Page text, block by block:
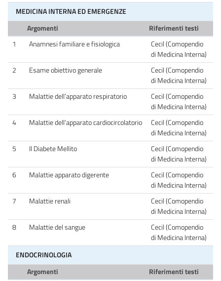
MEDICINA INTERNA ED EMERGENZE
Argomenti
Riferimenti testi
1
Anamnesi familiare e fisiologica
Cecil (Comopendio
di Medicina Interna)
2
Esame obiettivo generale
Cecil (Comopendio
di Medicina Interna)
3
Malattie dell’apparato respiratorio
Cecil (Comopendio
di Medicina Interna)
4
Malattie dell’apparato cardiocircolatorio
Cecil (Comopendio
di Medicina Interna)
5
Il Diabete Mellito
Cecil (Comopendio
di Medicina Interna)
6
Malattie apparato digerente
Cecil (Comopendio
di Medicina Interna)
7
Malattie renali
Cecil (Comopendio
di Medicina Interna)
8
Malattie del sangue
Cecil (Comopendio
di Medicina Interna)
ENDOCRINOLOGIA
Argomenti
Riferimenti testi